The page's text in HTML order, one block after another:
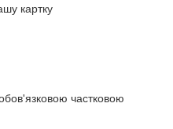
картку
частковою